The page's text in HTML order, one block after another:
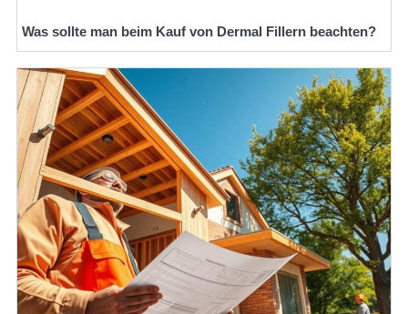
Was sollte man beim Kauf von Dermal Fillern beachten?